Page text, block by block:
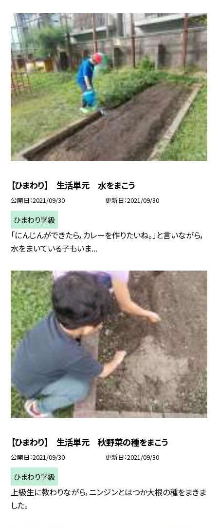
【ひまわり】 生活単元 水をまこう
公開日 2021/09/30 更新日 2021/09/30
ひまわり学級
「にんじんができたら，カレーを作りたいね。」と言いながら，
水をまいている子もいま...
【ひまわり】 生活単元 秋野菜の種をまこう
公開日 2021/09/30 更新日 2021/09/30
ひまわり学級
上級生に教わりながら，ニンジンとはつか大根の種をまきま
した。